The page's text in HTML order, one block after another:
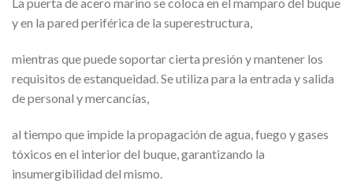
y en la pared periférica de la superestructura,
mientras que puede soportar cierta presión y mantener los
requisitos de estanqueidad. Se utiliza para la entrada y salida
de personal y mercancías,
al tiempo que impide la propagación de agua, fuego y gases
tóxicos en el interior del buque, garantizando la
insumergibilidad del mismo.